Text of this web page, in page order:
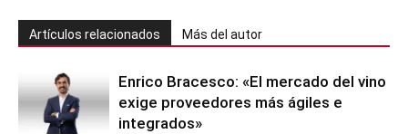
Artículos relacionados Más del autor
Enrico Bracesco: «El mercado del vino
exige proveedores más ágiles e
integrados»